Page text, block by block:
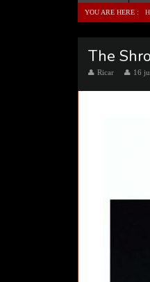
YOU ARE HERE :
The
Ricar 16